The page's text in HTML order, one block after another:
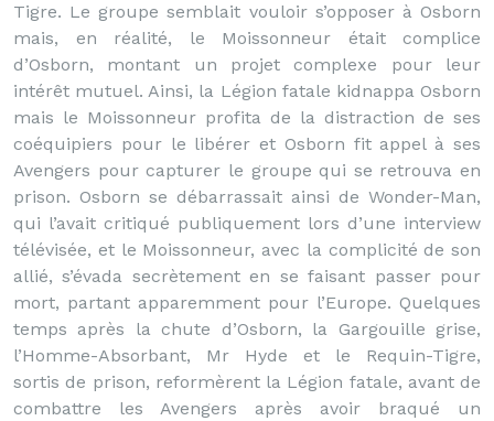
Tigre. Le groupe semblait vouloir s’opposer à Osborn
mais, en réalité, le Moissonneur était complice
d’Osborn, montant un projet complexe pour leur
intérêt mutuel. Ainsi, la Légion fatale kidnappa Osborn
mais le Moissonneur profita de la distraction de ses
coéquipiers pour le libérer et Osborn fit appel à ses
Avengers pour capturer le groupe qui se retrouva en
prison. Osborn se débarrassait ainsi de Wonder-Man,
qui l’avait critiqué publiquement lors d’une interview
télévisée, et le Moissonneur, avec la complicité de son
allié, s’évada secrètement en se faisant passer pour
mort, partant apparemment pour l’Europe. Quelques
temps après la chute d’Osborn, la Gargouille grise,
l’Homme-Absorbant, Mr Hyde et le Requin-Tigre,
sortis de prison, reformèrent la Légion fatale, avant de
combattre les Avengers après avoir braqué un